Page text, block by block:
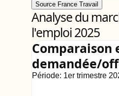
Source France Travail
Analyse du
l'emploi 2025
Comparaison
demandée/
Période: 1er trimestre